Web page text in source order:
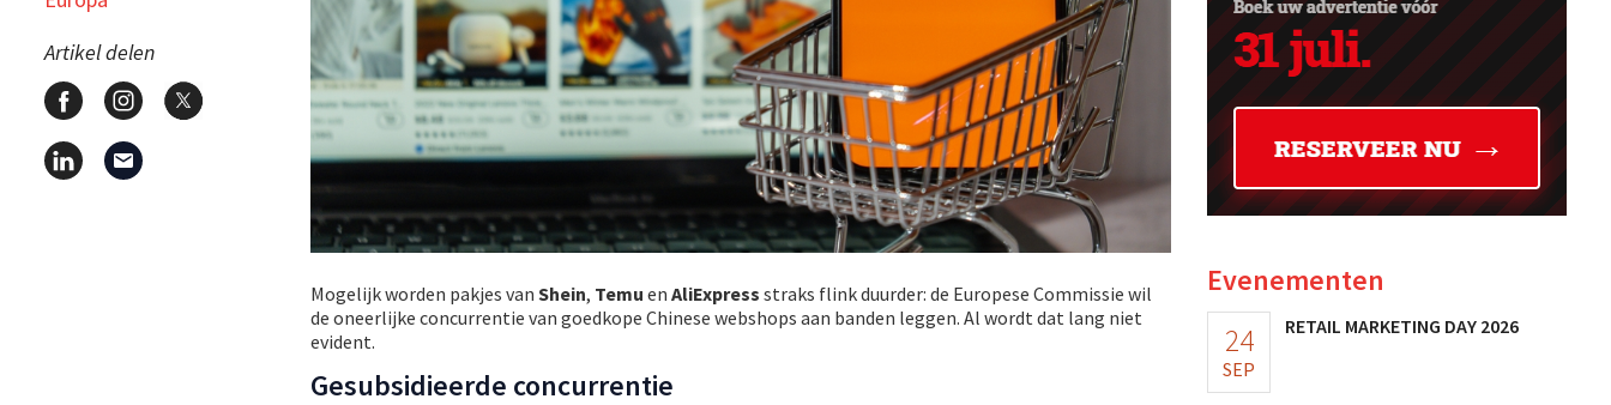
Artikel delen
Mogelijk worden pakjes van Shein, Temu en AliExpress straks flink duurder: de Europese Commissie wil
de oneerlijke concurrentie van goedkope Chinese webshops aan banden leggen. Al wordt dat lang niet
evident.
Gesubsidieerde concurrentie
Evenementen
24
SEP
RETAIL MARKETING DAY 2026